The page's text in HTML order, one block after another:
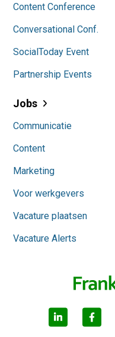
Content Conference
Conversational Conf.
SocialToday Event
Partnership Events
Jobs
Communicatie
Content
Marketing
Voor werkgevers
Vacature plaatsen
Vacature Alerts